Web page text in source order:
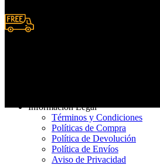
Información Legal
Términos y Condiciones
Políticas de Compra
Política de Devolución
Política de Envíos
Aviso de Privacidad